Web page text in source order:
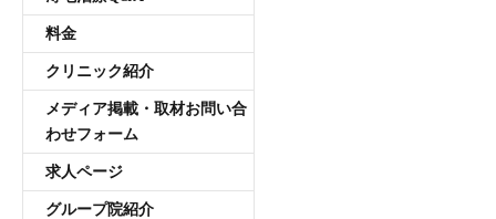
料金
クリニック紹介
メディア掲載・取材お問い合
わせフォーム
求人ページ
グループ院紹介